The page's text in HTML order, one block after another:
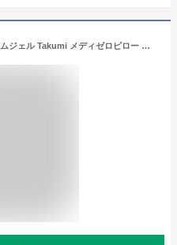
GOKUMIN ジェル枕 3Dハニカムジェル Takumi メディゼロピロー 枕 まくら ピロー TPEジェル パイプ枕 高さ調整 高さ調節 オーダーメイド級 首こり 肩こり ストレートネック いびき対策 頸椎サポート 安眠 快眠 洗える 通気性 ギフト プレゼント